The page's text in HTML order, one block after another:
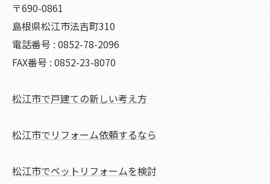
〒690-0861
島根県松江市法吉町310
電話番号 : 0852-78-2096
FAX番号 : 0852-23-8070
松江市で戸建ての新しい考え方
松江市でリフォーム依頼するなら
松江市でペットリフォームを検討